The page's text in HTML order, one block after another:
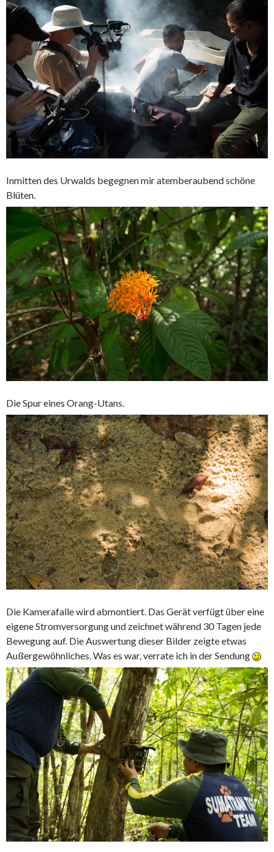
Inmitten des Urwalds begegnen mir atemberaubend schöne
Blüten.
Die Spur eines Orang-Utans.
Die Kamerafalle wird abmontiert. Das Gerät verfügt über eine
eigene Stromversorgung und zeichnet während 30 Tagen jede
Bewegung auf. Die Auswertung dieser Bilder zeigte etwas
Außergewöhnliches. Was es war, verrate ich in der Sendung